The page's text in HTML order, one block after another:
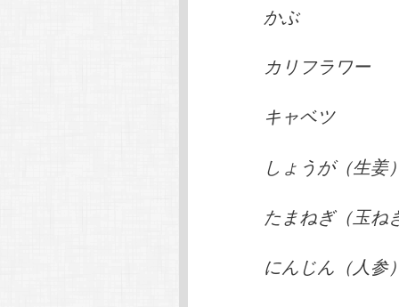
かぶ
カリフラワー
キャベツ
しょうが（生姜
たまねぎ（玉ね
にんじん（人参